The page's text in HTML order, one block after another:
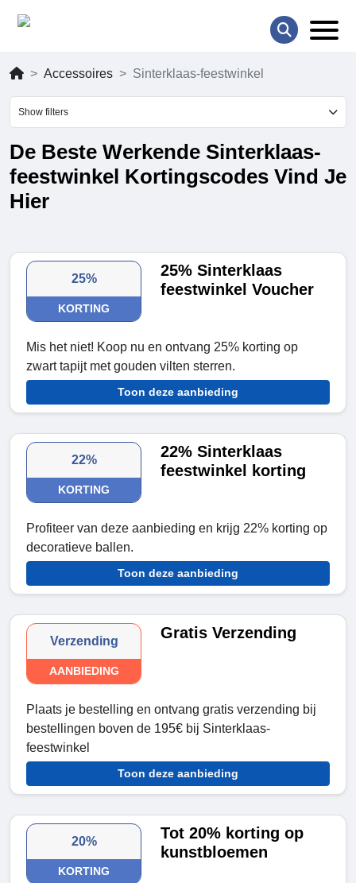
Accessoires Sinterklaas-feestwinkel
Show filters
De Beste Werkende Sinterklaas-
feestwinkel Kortingscodes Vind Je
Hier
25%
KORTING
25% Sinterklaas
feestwinkel Voucher
Mis het niet! Koop nu en ontvang 25% korting op
zwart tapijt met gouden vilten sterren.
Toon deze aanbieding
22%
KORTING
22% Sinterklaas
feestwinkel korting
Profiteer van deze aanbieding en krijg 22% korting op
decoratieve ballen.
Toon deze aanbieding
Verzending
AANBIEDING
Gratis Verzending
Plaats je bestelling en ontvang gratis verzending bij
bestellingen boven de 195€ bij Sinterklaas-
feestwinkel
Toon deze aanbieding
20%
KORTING
Tot 20% korting op
kunstbloemen